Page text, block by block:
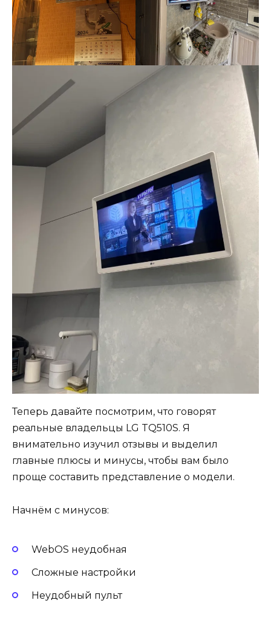
Теперь давайте посмотрим, что говорят
реальные владельцы LG TQ510S. Я
внимательно изучил отзывы и выделил
главные плюсы и минусы, чтобы вам было
проще составить представление о модели.
Начнём с минусов:
WebOS неудобная
Сложные настройки
Неудобный пульт